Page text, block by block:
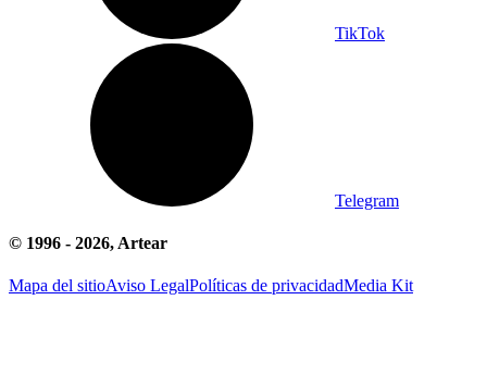
TikTok
Telegram
© 1996 - 2026, Artear
Mapa del sitioAviso LegalPolíticas de privacidadMedia Kit